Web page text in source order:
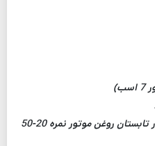
ظرفیت روغن 0.6 لیتر (بهتر است در تابستان روغن موتور نمره 20-50